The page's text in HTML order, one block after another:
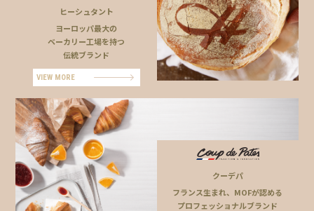
ヒーシュタント
ヨーロッパ最大の
ベーカリー工場を持つ
伝統ブランド
VIEW MORE
クーデパ
フランス生まれ、MOFが認める
プロフェッショナルブランド